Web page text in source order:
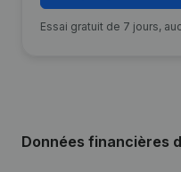
Essai gratuit de 7 jours,
Données financières